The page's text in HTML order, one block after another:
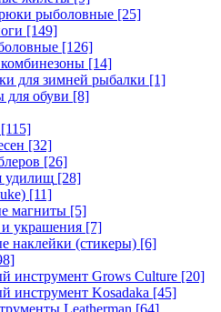
рыболовные [25]
[149]
[126]
[14]
для зимней рыбалки [1]
для обуви [8]
[115]
[32]
[26]
удилищ [28]
[11]
магниты [5]
украшения [7]
наклейки (стикеры) [6]
инструмент Grows Culture [20]
инструмент Kosadaka [45]